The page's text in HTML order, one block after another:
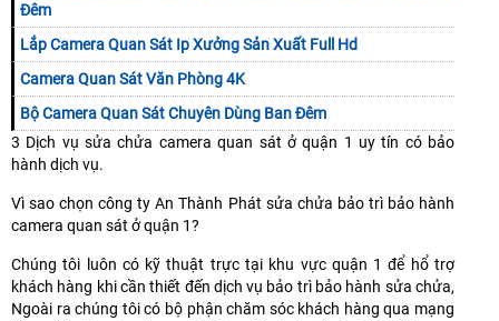
Đêm
Lắp Camera Quan Sát Ip Xưởng Sản Xuất Full Hd
Camera Quan Sát Văn Phòng 4K
Bộ Camera Quan Sát Chuyên Dùng Ban Đêm
3 Dịch vụ sửa chửa camera quan sát ở quận 1 uy tín có bảo
hành dịch vụ.
Vì sao chọn công ty An Thành Phát sửa chửa bảo trì bảo hành
camera quan sát ở quận 1?
Chúng tôi luôn có kỹ thuật trực tại khu vực quận 1 để hổ trợ
khách hàng khi cần thiết đến dịch vụ bảo trì bảo hành sửa chửa,
Ngoài ra chúng tôi có bộ phận chăm sóc khách hàng qua mạng